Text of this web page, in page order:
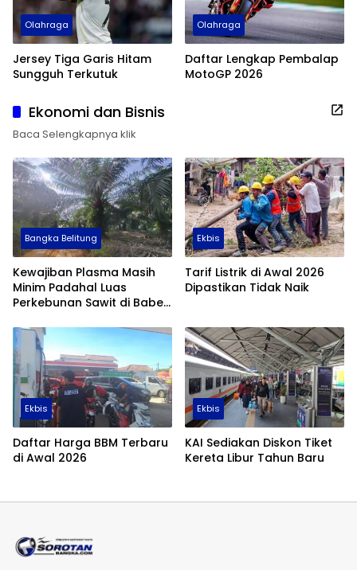
Olahraga
Jersey Tiga Garis Hitam
Sungguh Terkutuk
Olahraga
Daftar Lengkap Pembalap
MotoGP 2026
Ekonomi dan Bisnis
Baca Selengkapnya klik
Bangka Belitung
Kewajiban Plasma Masih
Minim Padahal Luas
Perkebunan Sawit di Babel
Ekbis
Tarif Listrik di Awal 2026
Dipastikan Tidak Naik
Ekbis
Daftar Harga BBM Terbaru
di Awal 2026
Ekbis
KAI Sediakan Diskon Tiket
Kereta Libur Tahun Baru